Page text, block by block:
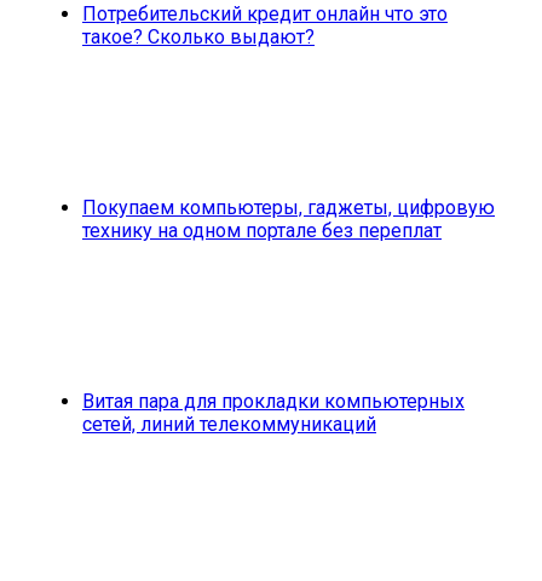
Потребительский кредит онлайн что это
такое? Сколько выдают?
Покупаем компьютеры, гаджеты, цифровую
технику на одном портале без переплат
Витая пара для прокладки компьютерных
сетей, линий телекоммуникаций